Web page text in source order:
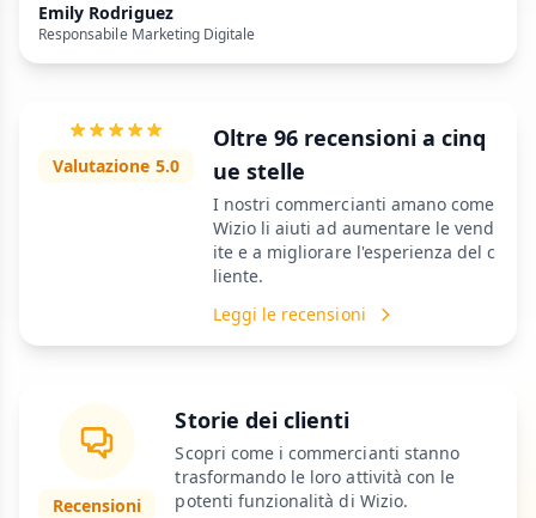
Emily Rodriguez
Responsabile Marketing Digitale
Valutazione 5.0
Oltre 96 recensioni a cinq
ue stelle
I nostri commercianti amano come
Wizio li aiuti ad aumentare le vend
ite e a migliorare l'esperienza del c
liente.
Leggi le recensioni
Recensioni
Storie dei clienti
Scopri come i commercianti stanno
trasformando le loro attività con le
potenti funzionalità di Wizio.